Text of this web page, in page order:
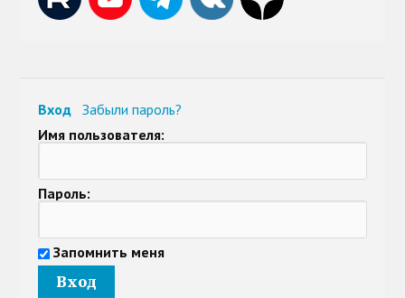
Вход
Забыли пароль?
Имя пользователя:
Пароль:
Запомнить меня